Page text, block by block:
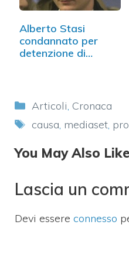
Alberto Stasi
condannato per
detenzione di
Categorie
Articoli, Cronaca
Tag
causa, mediaset,
You May Also Like
Lascia un
Devi essere connesso